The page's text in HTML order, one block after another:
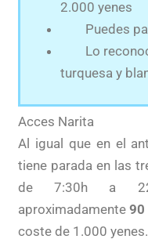
2.000 yenes
Puedes
Lo
turquesa y
Acces Narita
Al igual que en el
tiene parada en las
de 7:30h a
aproximadamente 90
coste de 1.000 yenes.